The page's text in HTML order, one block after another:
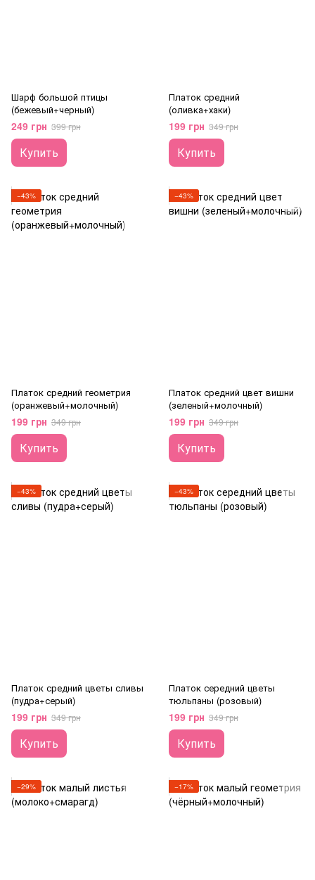
Шарф большой птицы
(бежевый+черный)
249 грн 399 грн
Купить
Платок средний
(оливка+хаки)
199 грн 349 грн
Купить
−43%
Платок средний геометрия
(оранжевый+молочный)
199 грн 349 грн
Купить
−43%
Платок средний цвет вишни
(зеленый+молочный)
199 грн 349 грн
Купить
−43%
Платок средний цветы сливы
(пудра+серый)
199 грн 349 грн
Купить
−43%
Платок середний цветы
тюльпаны (розовый)
199 грн 349 грн
Купить
−29% −17%